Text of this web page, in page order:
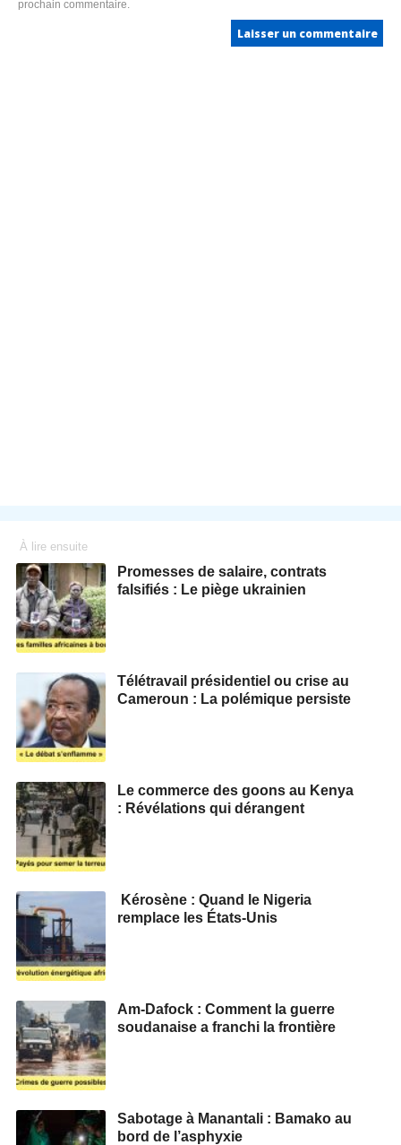
prochain commentaire.
À lire ensuite
Promesses de salaire, contrats
falsifiés : Le piège ukrainien
Télétravail présidentiel ou crise au
Cameroun : La polémique persiste
Le commerce des goons au Kenya
: Révélations qui dérangent
Kérosène : Quand le Nigeria
remplace les États-Unis
Am-Dafock : Comment la guerre
soudanaise a franchi la frontière
Sabotage à Manantali : Bamako au
bord de l’asphyxie